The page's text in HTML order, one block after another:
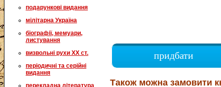
подарункові видання
мілітарна Україна
біографії, мемуари,
листування
визвольні рухи XX ст.
періодичні та серійні
видання
перекладна література
придбати
Також можна замовити